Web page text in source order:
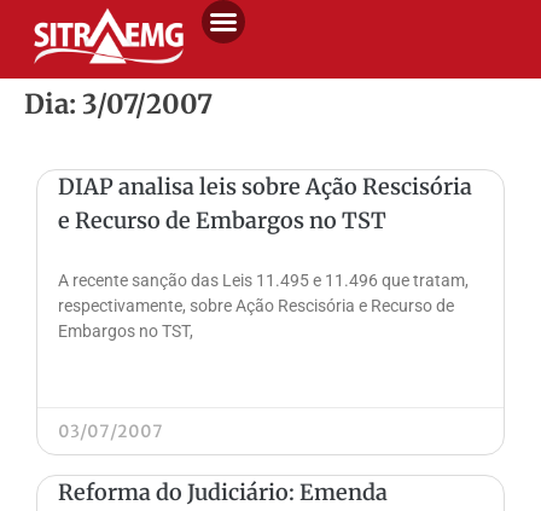
Dia: 3/07/2007
DIAP analisa leis sobre Ação Rescisória
e Recurso de Embargos no TST
A recente sanção das Leis 11.495 e 11.496 que tratam,
respectivamente, sobre Ação Rescisória e Recurso de
Embargos no TST,
03/07/2007
Reforma do Judiciário: Emenda